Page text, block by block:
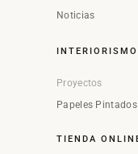
Noticias
INTERIORISMO
Proyectos
Papeles Pintados
TIENDA